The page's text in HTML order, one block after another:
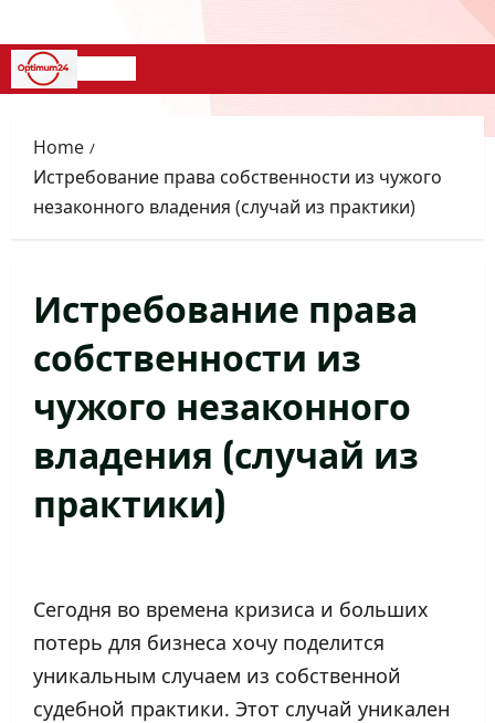
to
content
Primary
Home
Истребование права собственности из чужого
незаконного владения (случай из практики)
Истребование права
собственности из
чужого незаконного
владения (случай из
практики)
Сегодня во времена кризиса и больших
потерь для бизнеса хочу поделится
уникальным случаем из собственной
судебной практики. Этот случай уникален